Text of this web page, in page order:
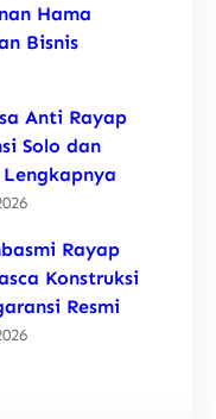
Hama
Bisnis
Anti Rayap
Solo dan
Rayap
Konstruksi
Resmi